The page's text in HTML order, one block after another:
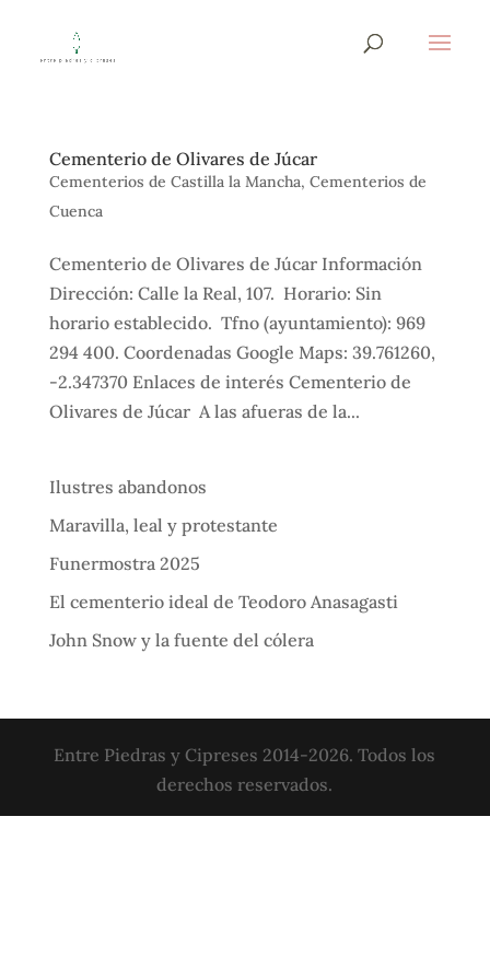
Cementerio de Olivares de Júcar
Cementerios de Castilla la Mancha, Cementerios de
Cuenca
Cementerio de Olivares de Júcar Información
Dirección: Calle la Real, 107. Horario: Sin
horario establecido. Tfno (ayuntamiento): 969
294 400. Coordenadas Google Maps: 39.761260,
-2.347370 Enlaces de interés Cementerio de
Olivares de Júcar A las afueras de la...
Ilustres abandonos
Maravilla, leal y protestante
Funermostra 2025
El cementerio ideal de Teodoro Anasagasti
John Snow y la fuente del cólera
Entre Piedras y Cipreses 2014-2026. Todos los
derechos reservados.